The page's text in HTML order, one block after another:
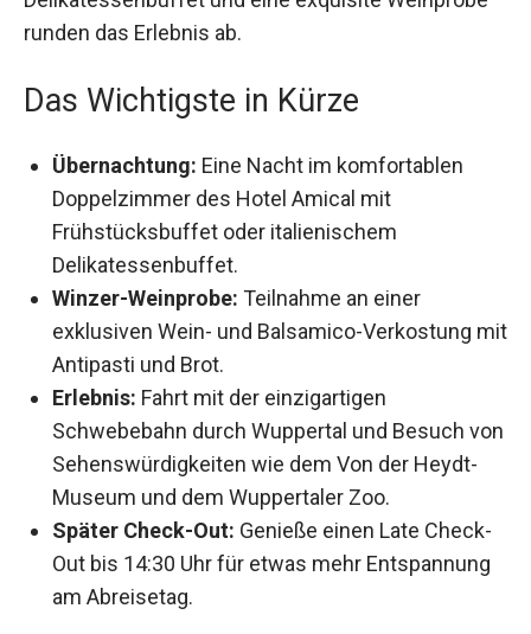
Delikatessenbuffet und eine exquisite Weinprobe
runden das Erlebnis ab.
Das Wichtigste in Kürze
Übernachtung: Eine Nacht im komfortablen
Doppelzimmer des Hotel Amical mit
Frühstücksbuffet oder italienischem
Delikatessenbuffet.
Winzer-Weinprobe: Teilnahme an einer
exklusiven Wein- und Balsamico-Verkostung
mit Antipasti und Brot.
Erlebnis: Fahrt mit der einzigartigen
Schwebebahn durch Wuppertal und Besuch
von Sehenswürdigkeiten wie dem Von der
Heydt-Museum und dem Wuppertaler Zoo.
Später Check-Out: Genieße einen Late
Check-Out bis 14:30 Uhr für etwas mehr
Entspannung am Abreisetag.